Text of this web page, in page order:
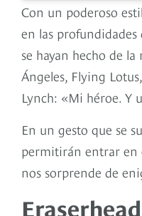
Con un poderoso
en las
se hayan hecho de
Ángeles, Flying
Lynch: «Mi héroe. Y
En un gesto que se
permitirán entrar en
nos sorprende de
Eraserhead